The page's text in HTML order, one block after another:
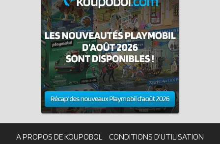
A PROPOS DE KOUPOBOL CONDITIONS D'UTILISATION